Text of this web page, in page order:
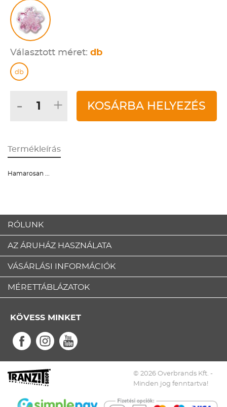
Választott méret: db
db
- + KOSÁRBA HELYEZÉS
Termékleírás
Hamarosan ...
RÓLUNK
AZ ÁRUHÁZ HASZNÁLATA
VÁSÁRLÁSI INFORMÁCIÓK
MÉRETTÁBLÁZATOK
KÖVESS MINKET
© 2026 Overbrands Kft. -
Minden jog fenntartva!